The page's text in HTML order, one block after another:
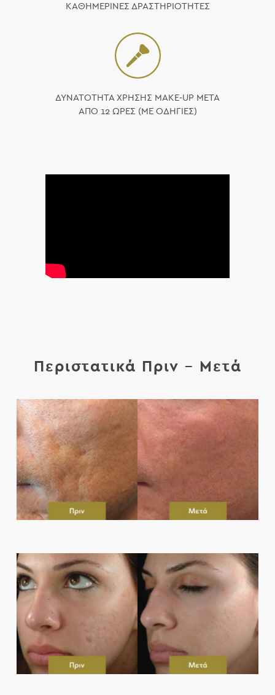
ΚΑΘΗΜΕΡΙΝΕΣ ΔΡΑΣΤΗΡΙΟΤΗΤΕΣ
ΔΥΝΑΤΟΤΗΤΑ ΧΡΗΣΗΣ MAKE-UP ΜΕΤΑ
ΑΠΌ 12 ΩΡΕΣ (ΜΕ ΟΔΗΓΙΕΣ)
Περιστατικά Πριν – Μετά